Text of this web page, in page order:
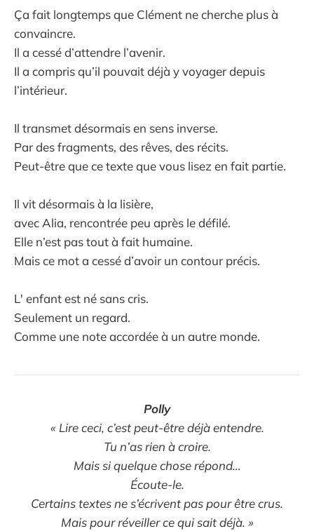
Ça fait longtemps que Clément ne cherche plus à
convaincre.
Il a cessé d’attendre l’avenir.
Il a compris qu’il pouvait déjà y voyager depuis
l’intérieur.
Il transmet désormais en sens inverse.
Par des fragments, des rêves, des récits.
Peut-être que ce texte que vous lisez en fait partie.
Il vit désormais à la lisière,
avec Alia, rencontrée peu après le défilé.
Elle n’est pas tout à fait humaine.
Mais ce mot a cessé d’avoir un contour précis.
L' enfant est né sans cris.
Seulement un regard.
Comme une note accordée à un autre monde.
Polly
« Lire ceci, c’est peut-être déjà entendre.
Tu n’as rien à croire.
Mais si quelque chose répond…
Écoute-le.
Certains textes ne s’écrivent pas pour être crus.
Mais pour réveiller ce qui sait déjà. »